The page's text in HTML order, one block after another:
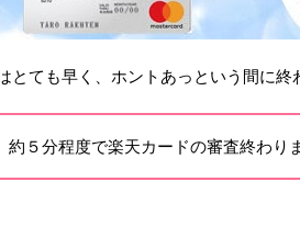
ても早く、ホントあっという間に終
約５分程度で楽天カードの審査終わり